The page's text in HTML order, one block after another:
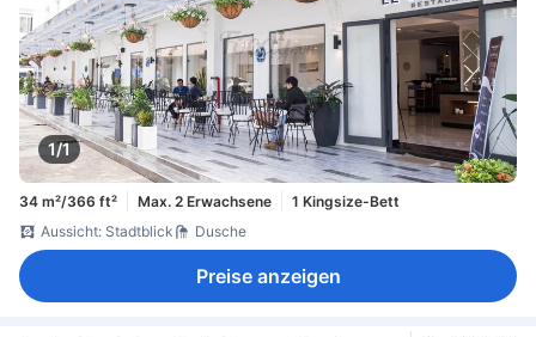
1/1
34 m²/366 ft² Max. 2 Erwachsene
1 Kingsize-Bett
Aussicht: Stadtblick
Dusche
Preise anzeigen